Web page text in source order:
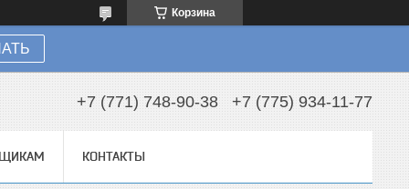
Корзина
+7 (771) 748-90-38 +7 (775) 934-11-77
КОНТАКТЫ